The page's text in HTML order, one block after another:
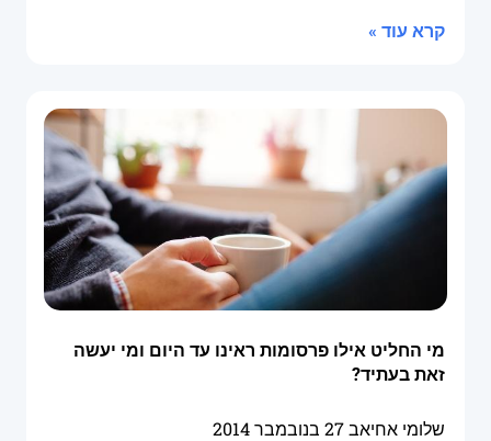
קרא עוד »
מי החליט אילו פרסומות ראינו עד היום ומי יעשה
זאת בעתיד?
שלומי אחיאב27 בנובמבר 2014